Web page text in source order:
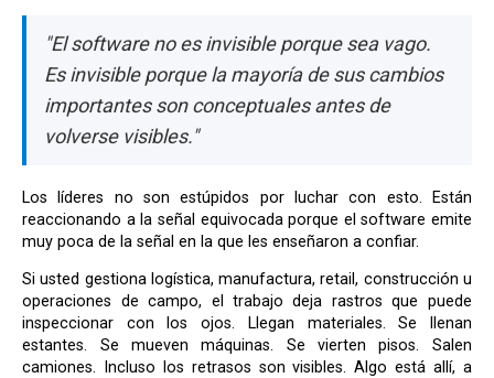
"El software no es invisible porque sea vago.
Es invisible porque la mayoría de sus cambios
importantes son conceptuales antes de
volverse visibles."
Los líderes no son estúpidos por luchar con esto. Están
reaccionando a la señal equivocada porque el software emite
muy poca de la señal en la que les enseñaron a confiar.
Si usted gestiona logística, manufactura, retail, construcción u
operaciones de campo, el trabajo deja rastros que puede
inspeccionar con los ojos. Llegan materiales. Se llenan
estantes. Se mueven máquinas. Se vierten pisos. Salen
camiones. Incluso los retrasos son visibles. Algo está allí, a